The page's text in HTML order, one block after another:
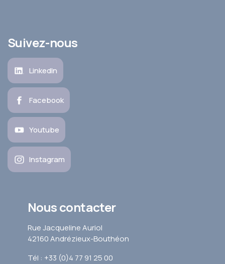
Suivez-nous
LinkedIn
Facebook
Youtube
Instagram
Nous contacter
Rue Jacqueline Auriol
42160 Andrézieux-Bouthéon
Tél : +33 (0)4 77 91 25 00